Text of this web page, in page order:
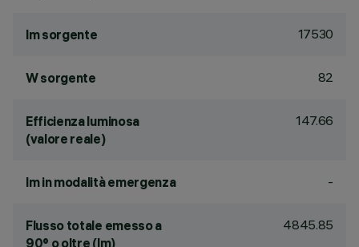
lm sorgente 17530
W sorgente 82
Efficienza luminosa
(valore reale)
147.66
lm in modalità emergenza -
Flusso totale emesso a
90° o oltre (lm)
4845.85